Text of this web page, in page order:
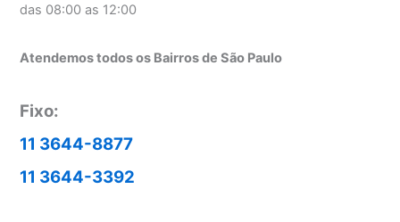
das 08:00 as 12:00
Atendemos todos os Bairros de São Paulo
Fixo:
11 3644-8877
11 3644-3392